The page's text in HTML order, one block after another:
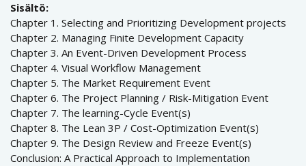
Sisältö:
Chapter 1. Selecting and Prioritizing Development projects
Chapter 2. Managing Finite Development Capacity
Chapter 3. An Event-Driven Development Process
Chapter 4. Visual Workflow Management
Chapter 5. The Market Requirement Event
Chapter 6. The Project Planning / Risk-Mitigation Event
Chapter 7. The learning-Cycle Event(s)
Chapter 8. The Lean 3P / Cost-Optimization Event(s)
Chapter 9. The Design Review and Freeze Event(s)
Conclusion: A Practical Approach to Implementation